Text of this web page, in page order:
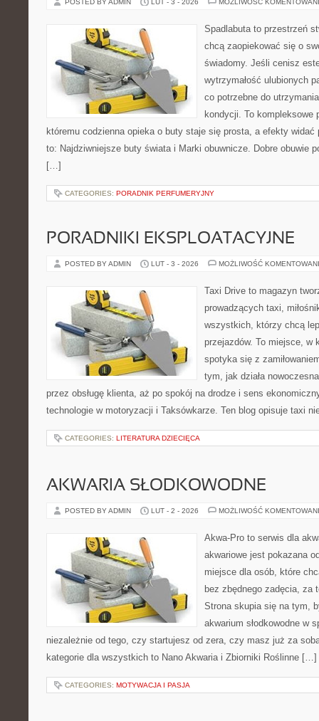
POSTED BY ADMIN LUT - 3 - 2026 MOŻLIWOŚĆ
Spadlabuta to przestrzeń
chcą zaopiekować się o
świadomy. Jeśli cenisz
wytrzymałość ulubionych
co potrzebne do
kondycji. To kompleksowe
któremu codzienna opieka o buty staje się prosta, a efekty
to: Najdziwniejsze buty świata i Marki obuwnicze. Dobre obuwie
[…]
CATEGORIES: PORADNIK PERFUMERYJNY
PORADNIKI EKSPLOATACYJNE
POSTED BY ADMIN LUT - 3 - 2026 MOŻLIWOŚĆ
Taxi Drive to magazyn
prowadzących taxi,
wszystkich, którzy chcą
przejazdów. To miejsce, w
spotyka się z
tym, jak działa
przez obsługę klienta, aż po spokój na drodze i sens
technologie w motoryzacji i Taksówkarze. Ten blog opisuje taxi
CATEGORIES: LITERATURA DZIECIĘCA
AKWARIA SŁODKOWODNE
POSTED BY ADMIN LUT - 2 - 2026 MOŻLIWOŚĆ
Akwa-Pro to serwis dla
akwariowe jest pokazana
miejsce dla osób, które
bez zbędnego zadęcia, za
Strona skupia się na tym,
akwarium słodkowodne w
niezależnie od tego, czy startujesz od zera, czy masz już za
kategorie dla wszystkich to Nano Akwaria i Zbiorniki Roślinne […]
CATEGORIES: MOTYWACJA I PASJA